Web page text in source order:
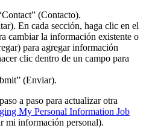
(Contacto).
En cada sección, haga clic en el
cambiar la información existente o
para agregar información
clic dentro de un campo para
(Enviar).
a paso para actualizar otra
My Personal Information Job
mi información personal).